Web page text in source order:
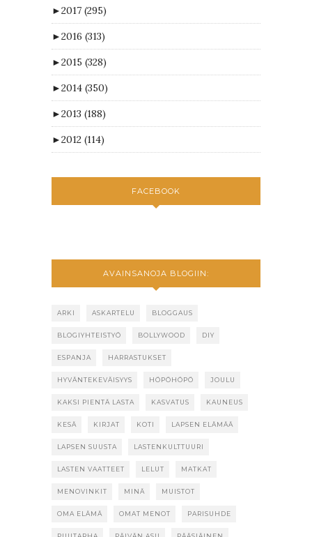
►2017 (295)
►2016 (313)
►2015 (328)
►2014 (350)
►2013 (188)
►2012 (114)
FACEBOOK
AVAINSANOJA BLOGIIN:
ARKI ASKARTELU BLOGGAUS
BLOGIYHTEISTYÖ BOLLYWOOD DIY
ESPANJA HARRASTUKSET
HYVÄNTEKEVÄISYYS HÖPÖHÖPÖ JOULU
KAKSI PIENTÄ LASTA KASVATUS KAUNEUS
KESÄ KIRJAT KOTI LAPSEN ELÄMÄÄ
LAPSEN SUUSTA LASTENKULTTUURI
LASTEN VAATTEET LELUT MATKAT
MENOVINKIT MINÄ MUISTOT
OMA ELÄMÄ OMAT MENOT PARISUHDE